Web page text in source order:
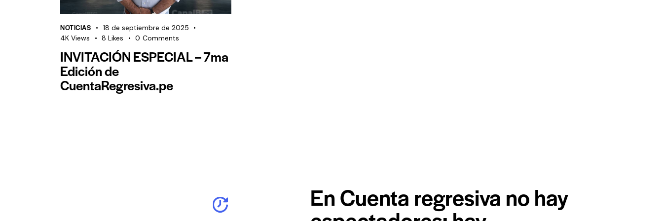
NOTICIAS
18 de septiembre de 2025
4K Views 8 Likes 0 Comments
INVITACIÓN ESPECIAL – 7ma
Edición de
CuentaRegresiva.pe
En Cuenta regresiva no hay